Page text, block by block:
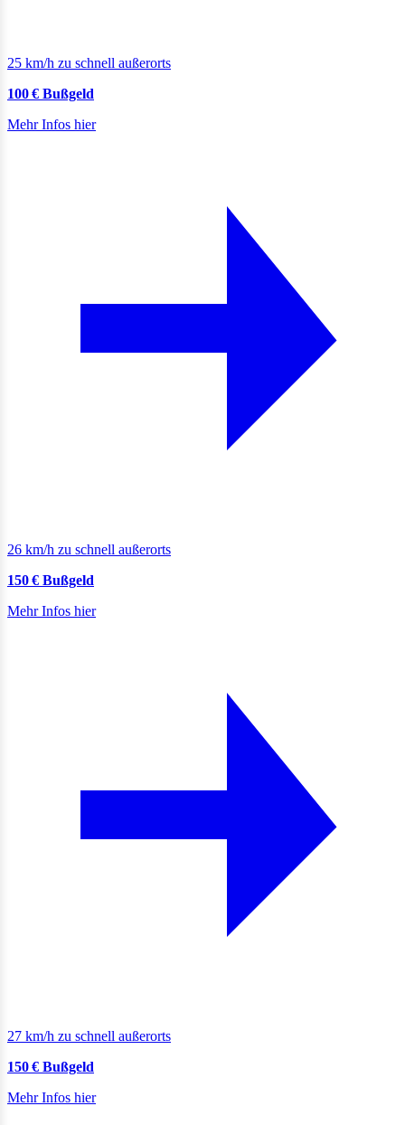
25 km/h zu schnell außerorts
100 € Bußgeld
Mehr Infos hier
26 km/h zu schnell außerorts
150 € Bußgeld
Mehr Infos hier
27 km/h zu schnell außerorts
150 € Bußgeld
Mehr Infos hier